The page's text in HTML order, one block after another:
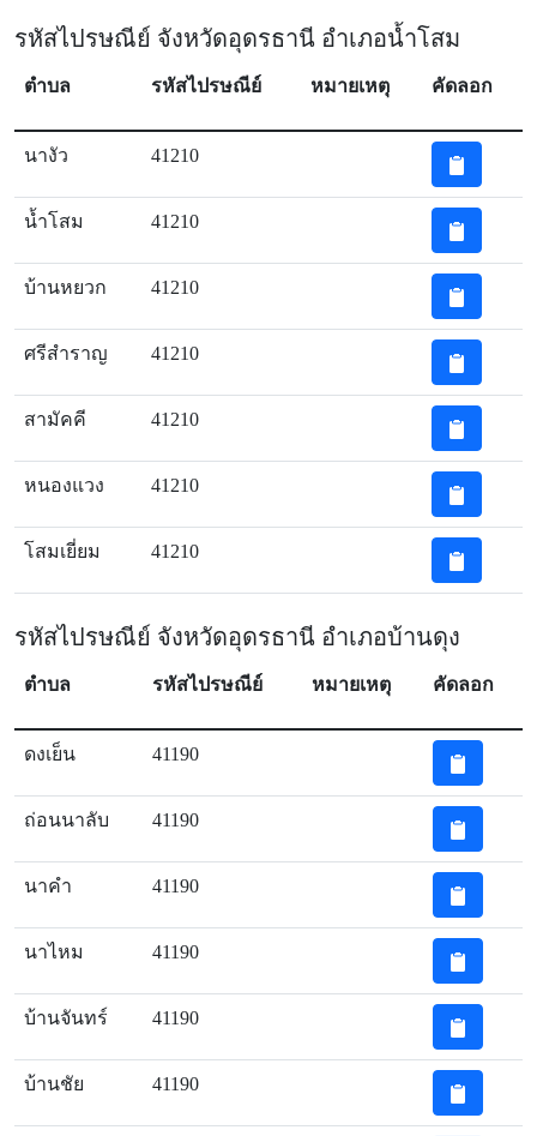
รหัสไปรษณีย์ จังหวัดอุดรธานี อำเภอน้ำโสม
ตำบล รหัสไปรษณีย์ หมายเหตุ คัดลอก
นางัว 41210
น้ำโสม 41210
บ้านหยวก 41210
ศรีสำราญ 41210
สามัคคี 41210
หนองแวง 41210
โสมเยี่ยม 41210
รหัสไปรษณีย์ จังหวัดอุดรธานี อำเภอบ้านดุง
ตำบล รหัสไปรษณีย์ หมายเหตุ คัดลอก
ดงเย็น 41190
ถ่อนนาลับ 41190
นาคำ 41190
นาไหม 41190
บ้านจันทร์ 41190
บ้านชัย 41190